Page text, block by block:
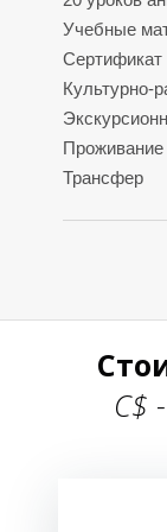
Учебные
Сертификат
Культурно-
Проживание
Трансфер
С$